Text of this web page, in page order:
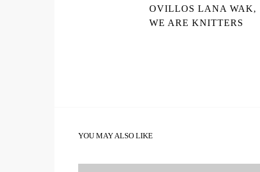
OVILLOS LANA WAK,
WE ARE KNITTERS
YOU MAY ALSO LIKE